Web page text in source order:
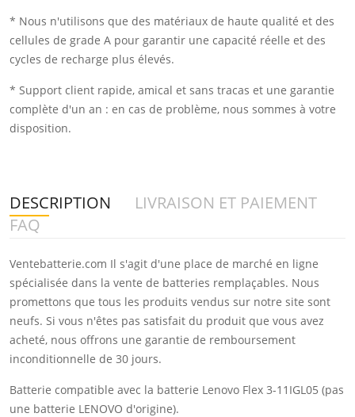
* Nous n'utilisons que des matériaux de haute qualité et des
cellules de grade A pour garantir une capacité réelle et des
cycles de recharge plus élevés.
* Support client rapide, amical et sans tracas et une garantie
complète d'un an : en cas de problème, nous sommes à votre
disposition.
DESCRIPTION
LIVRAISON ET PAIEMENT
FAQ
Ventebatterie.com Il s'agit d'une place de marché en ligne
spécialisée dans la vente de batteries remplaçables. Nous
promettons que tous les produits vendus sur notre site sont
neufs. Si vous n'êtes pas satisfait du produit que vous avez
acheté, nous offrons une garantie de remboursement
inconditionnelle de 30 jours.
Batterie compatible avec la batterie Lenovo Flex 3-11IGL05 (pas
une batterie LENOVO d'origine).